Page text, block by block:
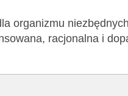
organizmu
racjonalna i